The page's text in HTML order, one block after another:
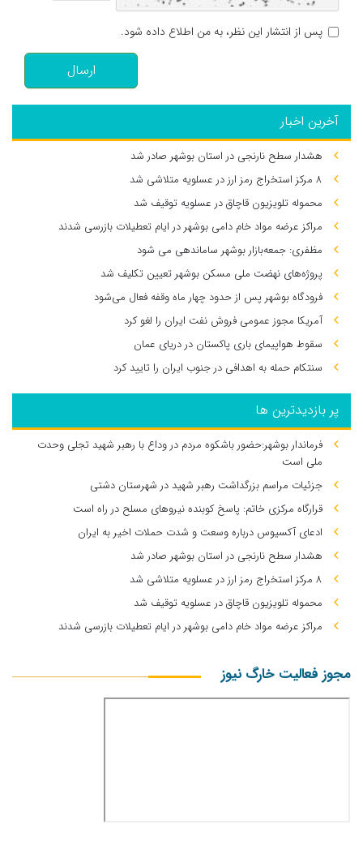
پس از انتشار این نظر، به من اطلاع داده شود.
ارسال
آخرین اخبار
هشدار سطح نارنجی در استان بوشهر صادر شد
۸ مرکز استخراج رمز ارز در عسلویه متلاشی شد
محموله تلویزیون قاچاق در عسلویه توقیف شد
مراکز عرضه مواد خام دامی بوشهر در ایام تعطیلات بازرسی شدند
مظفری: جمعه‌بازار بوشهر ساماندهی می‌ شود
پروژه‌های نهضت ملی مسکن بوشهر تعیین تکلیف شد
فرودگاه بوشهر پس از حدود چهار ماه وقفه فعال می‌شود
آمریکا مجوز عمومی فروش نفت ایران را لغو کرد
سقوط هواپیمای باری پاکستان در دریای عمان
سنتکام حمله به اهدافی در جنوب ایران را تایید کرد
پر بازدیدترین ها
فرماندار بوشهر:حضور باشکوه مردم در وداع با رهبر شهید تجلی وحدت
ملی است
جزئیات مراسم بزرگداشت رهبر شهید در شهرستان دشتی
قرارگاه مرکزی خاتم: پاسخ کوبنده نیروهای مسلح در راه است
ادعای آکسیوس درباره وسعت و شدت حملات اخیر به ایران
هشدار سطح نارنجی در استان بوشهر صادر شد
۸ مرکز استخراج رمز ارز در عسلویه متلاشی شد
محموله تلویزیون قاچاق در عسلویه توقیف شد
مراکز عرضه مواد خام دامی بوشهر در ایام تعطیلات بازرسی شدند
مجوز فعالیت خارگ نیوز